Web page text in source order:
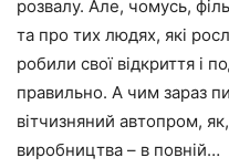
розвалу. Але, чомусь,
та про тих людях, які
робили свої відкриття і
правильно. А чим зараз
вітчизняний автопром, як,
виробництва – в повній…